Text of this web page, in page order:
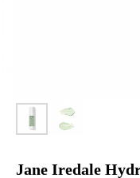
Jane Iredale